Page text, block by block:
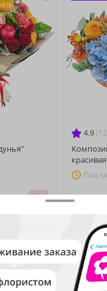
4.9
Под
8 420 ₽
2
букет?